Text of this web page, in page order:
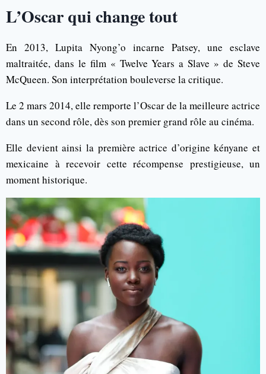
L’Oscar qui change tout
En 2013, Lupita Nyong’o incarne Patsey, une esclave
maltraitée, dans le film « Twelve Years a Slave » de Steve
McQueen. Son interprétation bouleverse la critique.
Le 2 mars 2014, elle remporte l’Oscar de la meilleure actrice
dans un second rôle, dès son premier grand rôle au cinéma.
Elle devient ainsi la première actrice d’origine kényane et
mexicaine à recevoir cette récompense prestigieuse, un
moment historique.